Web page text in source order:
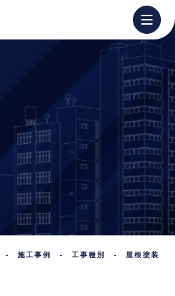
- 施工事例 - 工事種別 - 屋根塗装